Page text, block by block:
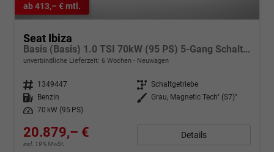
ab 413,– € mtl.
Seat Ibiza
Basis (Basis) 1.0 TSI 70kW (95 PS) 5-Gang Schaltgetriebe
unverbindliche Lieferzeit: 6 Wochen Neuwagen
Fahrzeugnr. 1349447 Getriebe Schaltgetriebe
Kraftstoff
Benzin Außenfarbe
Grau, Magnetic Tech" (S7)"
Leistung
70 kW (95 PS)
20.879,– €
incl. 19% MwSt.
Details